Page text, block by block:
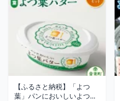
【ふるさと納税】「よつ
葉」パンにおいしいよつ葉